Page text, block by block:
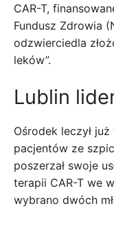
CAR-T,
Fundusz Zdrowia
odzwierciedla
leków”.
Lublin
Ośrodek leczył
pacjentów ze
poszerzał swoje
terapii CAR-T we
wybrano dwóch